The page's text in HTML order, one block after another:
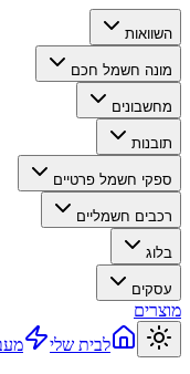
השוואות
מונה חשמל חכם
מחשבונים
תובנות
ספקי חשמל פרטיים
רכבים חשמליים
בלוג
עסקים
מוצרים
לבית שלי